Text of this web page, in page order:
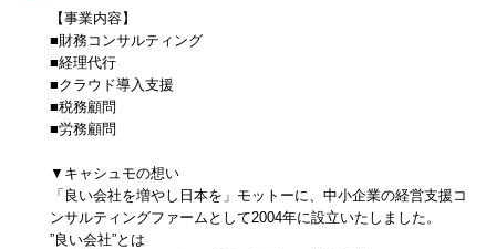
【事業内容】
■財務コンサルティング
■経理代行
■クラウド導入支援
■税務顧問
■労務顧問
▼キャシュモの想い
「良い会社を増やし日本を」モットーに、中小企業の経営支援コ
ンサルティングファームとして2004年に設立いたしました。
”良い会社”とは